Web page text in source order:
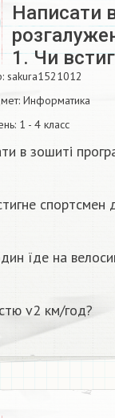
Написати
1. Чи
sakura1521012
Информатика
1 - 4 класс
в зошиті
спортсмен
їде на
v2 км/год?